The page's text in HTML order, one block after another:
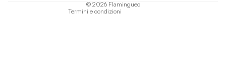
© 2026 Flamingueo
Termini e condizioni